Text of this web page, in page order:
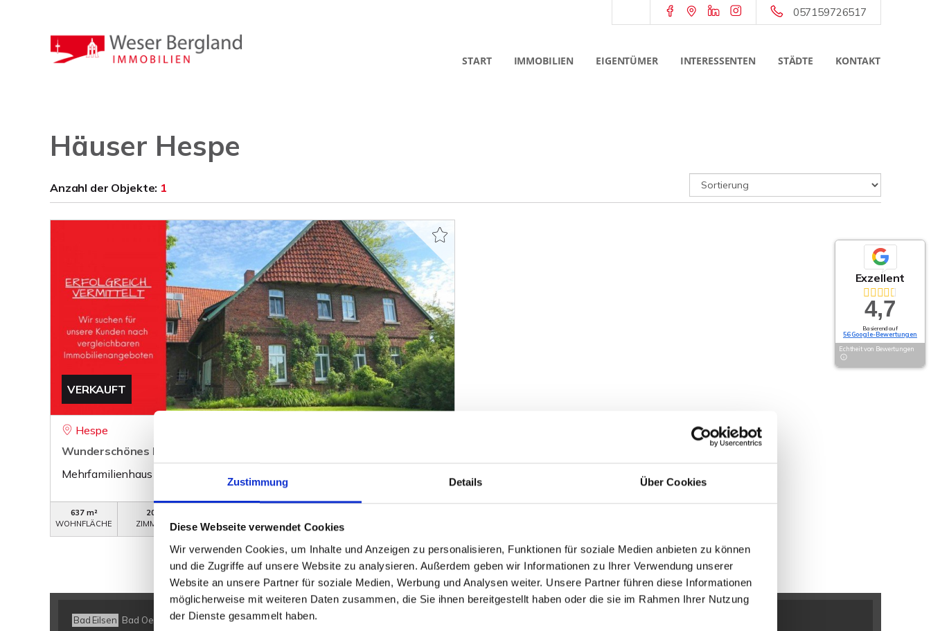
Zustimmung Details Über Cookies
Diese Webseite verwendet Cookies
Wir verwenden Cookies, um Inhalte und Anzeigen zu personalisieren, Funktionen für soziale Medien anbieten zu können
und die Zugriffe auf unsere Website zu analysieren. Außerdem geben wir Informationen zu Ihrer Verwendung unserer
Website an unsere Partner für soziale Medien, Werbung und Analysen weiter. Unsere Partner führen diese Informationen
möglicherweise mit weiteren Daten zusammen, die Sie ihnen bereitgestellt haben oder die sie im Rahmen Ihrer Nutzung
der Dienste gesammelt haben.
057159726517
START IMMOBILIEN EIGENTÜMER INTERESSENTEN STÄDTE KONTAKT
Häuser Hespe
Anzahl der Objekte: 1
VERKAUFT
Hespe
Wunderschönes Fachwerkhaus für die stilvolle Familie
Mehrfamilienhaus
637 m²
WOHNFLÄCHE
20
ZIMMER
OBJEKTNUMMER
Bad Eilsen Bad Oeynhausen Bad Salzuflen Bückeburg Heeßen
Exzellent
4,7
Basierend auf
56 Google-Bewertungen
Echtheit von Bewertungen